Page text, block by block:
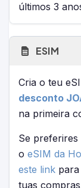
últimos 3
ESIM
Cria o teu
desconto
na primeira
Se
o eSIM da
este link
tuas